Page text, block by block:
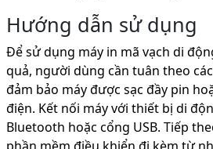
Hướng dẫn sử dụng
Để sử dụng máy in mã vạch di
quả, người dùng cần tuân theo
đảm bảo máy được sạc đầy pin
điện. Kết nối máy với thiết bị di
Bluetooth hoặc cổng USB. Tiếp